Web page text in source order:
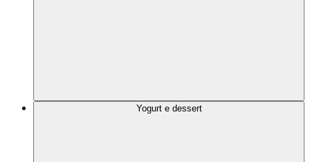
Yogurt e dessert